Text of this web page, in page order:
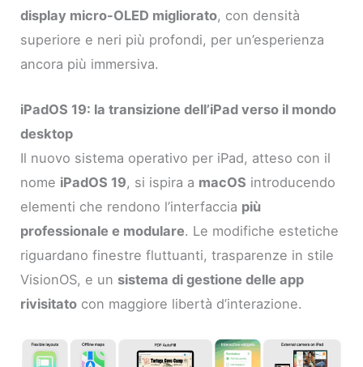
display micro-OLED migliorato, con densità
superiore e neri più profondi, per un’esperienza
ancora più immersiva.
iPadOS 19: la transizione dell’iPad verso il mondo
desktop
Il nuovo sistema operativo per iPad, atteso con il
nome iPadOS 19, si ispira a macOS introducendo
elementi che rendono l’interfaccia più
professionale e modulare. Le modifiche estetiche
riguardano finestre fluttuanti, trasparenze in stile
VisionOS, e un sistema di gestione delle app
rivisitato con maggiore libertà d’interazione.